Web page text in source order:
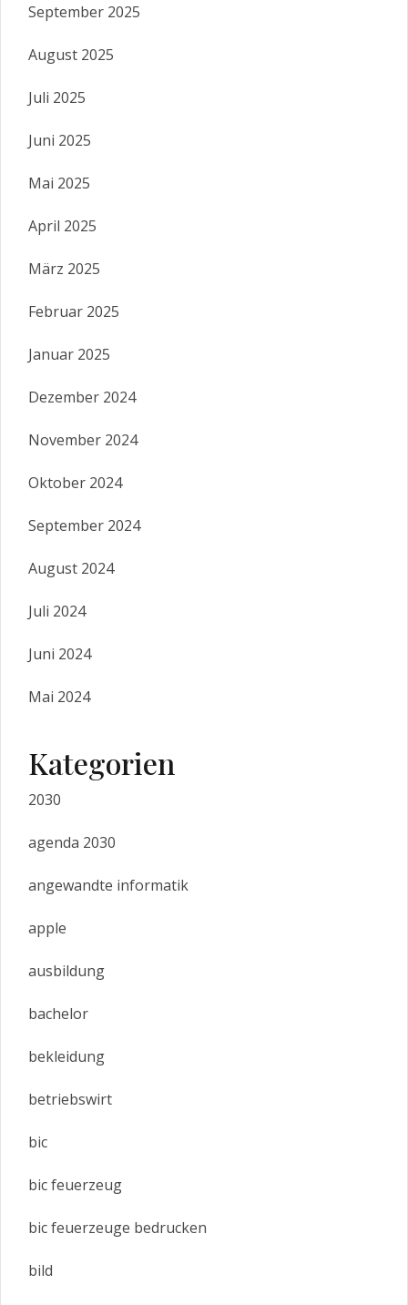
September 2025
August 2025
Juli 2025
Juni 2025
Mai 2025
April 2025
März 2025
Februar 2025
Januar 2025
Dezember 2024
November 2024
Oktober 2024
September 2024
August 2024
Juli 2024
Juni 2024
Mai 2024
Kategorien
2030
agenda 2030
angewandte informatik
apple
ausbildung
bachelor
bekleidung
betriebswirt
bic
bic feuerzeug
bic feuerzeuge bedrucken
bild